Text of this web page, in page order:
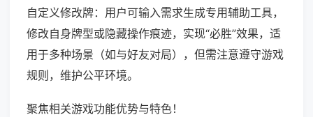
自定义修改牌：用户可输入需求生成专用辅助工具，
修改自身牌型或隐藏操作痕迹，实现“必胜”效果，适
用于多种场景（如与好友对局），但需注意遵守游戏
规则，维护公平环境。
聚焦相关游戏功能优势与特色！